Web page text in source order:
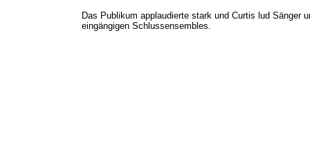
Das Publikum applaudierte stark und Curtis lud Sänger
eingängigen Schlussensembles.